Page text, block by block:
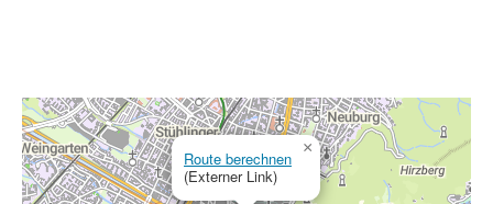
Route berechnen
(Externer Link)
×